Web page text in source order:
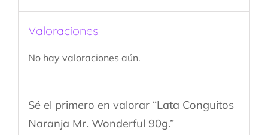
Valoraciones
No hay valoraciones aún.
Sé el primero en valorar “Lata Conguitos
Naranja Mr. Wonderful 90g.”